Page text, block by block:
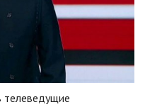
телеведущие